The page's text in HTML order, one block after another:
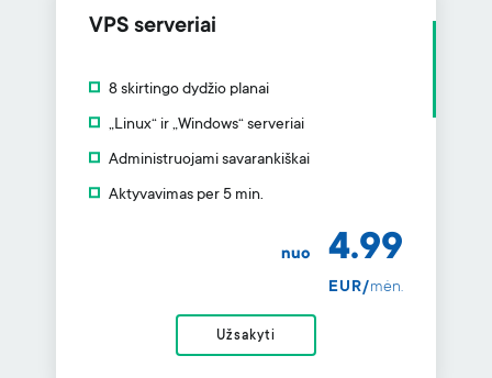
VPS serveriai
8 skirtingo dydžio planai
„Linux“ ir „Windows“ serveriai
Administruojami savarankiškai
Aktyvavimas per 5 min.
nuo 4.99
EUR/mėn.
Užsakyti